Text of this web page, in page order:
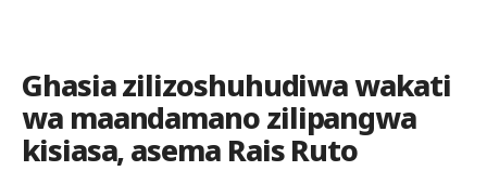
Ghasia zilizoshuhudiwa wakati
wa maandamano zilipangwa
kisiasa, asema Rais Ruto